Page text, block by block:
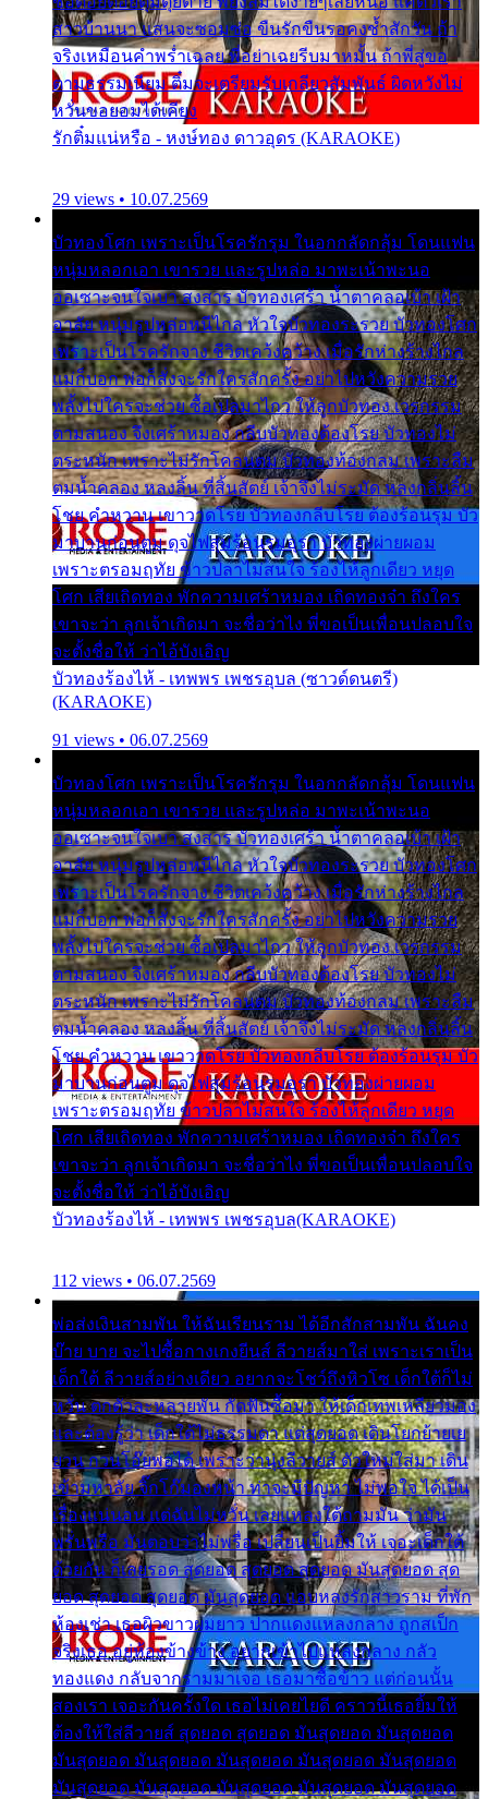
สาวบ้านนา แสนจะซอมซ่อ ขืนรักขืนรอคงช้ำสักวัน ถ้า
จริงเหมือนคำพร่ำเฉลย พี่อย่าเฉยรีบมาหมั้น ถ้าพี่สู่ขอ
ตามธรรมเนียม ติ๋มจะเตรียมรับเกลียวสัมพันธ์ ผิดหวังไม่
หวั่นขอยอมได้เคียง
รักติ๋มแน่หรือ - หงษ์ทอง ดาวอุดร (KARAOKE)
29 views • 10.07.2569
บัวทองโศก เพราะเป็นโรครักรุม ในอกกลัดกลุ้ม โดนแฟน
หนุ่มหลอกเอา เขารวย และรูปหล่อ มาพะเน้าพะนอ
ออเซาะจนใจเบา สงสาร บัวทองเศร้า น้ำตาคลอเบ้า เฝ้า
อาลัย หนุ่มรูปหล่อหนีไกล หัวใจบัวทองระรวย บัวทองโศก
เพราะเป็นโรครักจาง ชีวิตเคว้งคว้าง เมื่อรักห่างร้างไกล
แม่ก็บอก พ่อก็สั่งจะรักใครสักครั้ง อย่าไปหวังความรวย
พลั้งไปใครจะช่วย ซื้อเปลมาไกว ให้ลูกบัวทอง เวรกรรม
ตามสนอง จึงเศร้าหมอง กลีบบัวทองต้องโรย บัวทองไม่
ตระหนัก เพราะไม่รักโคลนตม บัวทองท้องกลม เพราะลืม
ตมน้ำคลอง หลงลิ้น ที่สิ้นสัตย์ เจ้าจึงไม่ระมัด หลงกลิ่นลิ้น
โชย คำหวาน เขาวาดโรย บัวทองกลีบโรย ต้องร้อนรุม บัว
มาบานก่อนตูม ดุจไฟสุมร้อนรุมอุรา บัวทองผ่ายผอม
เพราะตรอมฤทัย ข้าวปลาไม่สนใจ ร้องไห้ลูกเดียว หยุด
โศก เสียเถิดทอง พักความเศร้าหมอง เถิดทองจ๋า ถึงใคร
เขาจะว่า ลูกเจ้าเกิดมา จะชื่อว่าไง พี่ขอเป็นเพื่อนปลอบใจ
จะตั้งชื่อให้ ว่าไอ้บังเอิญ
บัวทองร้องไห้ - เทพพร เพชรอุบล (ซาวด์ดนตรี)
(KARAOKE)
91 views • 06.07.2569
บัวทองโศก เพราะเป็นโรครักรุม ในอกกลัดกลุ้ม โดนแฟน
หนุ่มหลอกเอา เขารวย และรูปหล่อ มาพะเน้าพะนอ
ออเซาะจนใจเบา สงสาร บัวทองเศร้า น้ำตาคลอเบ้า เฝ้า
อาลัย หนุ่มรูปหล่อหนีไกล หัวใจบัวทองระรวย บัวทองโศก
เพราะเป็นโรครักจาง ชีวิตเคว้งคว้าง เมื่อรักห่างร้างไกล
แม่ก็บอก พ่อก็สั่งจะรักใครสักครั้ง อย่าไปหวังความรวย
พลั้งไปใครจะช่วย ซื้อเปลมาไกว ให้ลูกบัวทอง เวรกรรม
ตามสนอง จึงเศร้าหมอง กลีบบัวทองต้องโรย บัวทองไม่
ตระหนัก เพราะไม่รักโคลนตม บัวทองท้องกลม เพราะลืม
ตมน้ำคลอง หลงลิ้น ที่สิ้นสัตย์ เจ้าจึงไม่ระมัด หลงกลิ่นลิ้น
โชย คำหวาน เขาวาดโรย บัวทองกลีบโรย ต้องร้อนรุม บัว
มาบานก่อนตูม ดุจไฟสุมร้อนรุมอุรา บัวทองผ่ายผอม
เพราะตรอมฤทัย ข้าวปลาไม่สนใจ ร้องไห้ลูกเดียว หยุด
โศก เสียเถิดทอง พักความเศร้าหมอง เถิดทองจ๋า ถึงใคร
เขาจะว่า ลูกเจ้าเกิดมา จะชื่อว่าไง พี่ขอเป็นเพื่อนปลอบใจ
จะตั้งชื่อให้ ว่าไอ้บังเอิญ
บัวทองร้องไห้ - เทพพร เพชรอุบล(KARAOKE)
112 views • 06.07.2569
พ่อส่งเงินสามพัน ให้ฉันเรียนราม ได้อีกสักสามพัน ฉันคง
บ๊าย บาย จะไปซื้อกางเกงยีนส์ ลีวายส์มาใส่ เพราะเราเป็น
เด็กใต้ ลีวายส์อย่างเดียว อยากจะโชว์ถึงหิวโซ เด็กใต้ก็ไม่
หวั่น ตกตัวละหลายพัน กัดฟันซื้อมา ให้เด็กเทพเหลียวมอง
และต้องรู้ว่า เด็กใต้ไม่ธรรมดา แต่สุดยอด เดินโยกย้ายเย
ยวน กวนโอ๊ยพอได้ เพราะว่านุ่งลีวายส์ ตัวใหม่ใส่มา เดิน
เข้ามหาลัย จิ๊กโก๊มองหน้า ท่าจะมีปัญหา ไม่พอใจ ได้เป็น
เรื่องแน่นอน แต่ฉันไม่หวั่น เลยแหลงใต้ถามมัน ว่ามัน
พรั่นพรือ มันตอบว่าไม่พรื่อ เปลี่ยนเป็นยิ้มให้ เจอะเด็กใต้
ด้วยกัน ก็เลยรอด สุดยอด สุดยอด สุดยอด มันสุดยอด สุด
ยอด สุดยอด สุดยอด มันสุดยอด แอบหลงรักสาวราม ที่พัก
ห้องเช่า เธอผิวขาวผมยาว ปากแดงแหลงกลาง ถูกสเป็ก
จริงเธอ อยู่ห้องข้างข้าง อยากเข้าไปแหลงกลาง กลัว
ทองแดง กลับจากรามมาเจอ เธอมาซื้อข้าว แต่ก่อนนั้น
สองเรา เจอะกันครั้งใด เธอไม่เคยไยดี คราวนี้เธอยิ้มให้
ต้องให้ใส่ลีวายส์ สุดยอด สุดยอด มันสุดยอด มันสุดยอด
มันสุดยอด มันสุดยอด มันสุดยอด มันสุดยอด มันสุดยอด
มันสุดยอด มันสุดยอด มันสุดยอด มันสุดยอด มันสุดยอด